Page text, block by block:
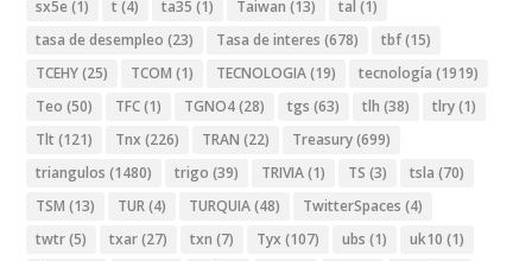
sx5e (1) t (4) ta35 (1) Taiwan (13) tal (1)
tasa de desempleo (23) Tasa de interes (678) tbf(15)
TCEHY(25) TCOM (1) TECNOLOGIA(19) tecnología (1919)
Teo (50) TFC(1) TGNO4(28) tgs (63) tlh (38) tlry(1)
Tlt (121) Tnx (226) TRAN (22) Treasury(699)
triangulos (1480) trigo (39) TRIVIA(1) TS (3) tsla (70)
TSM (13) TUR(4) TURQUIA(48) TwitterSpaces (4)
twtr(5) txar(27) txn (7) Tyx (107) ubs (1) uk10 (1)